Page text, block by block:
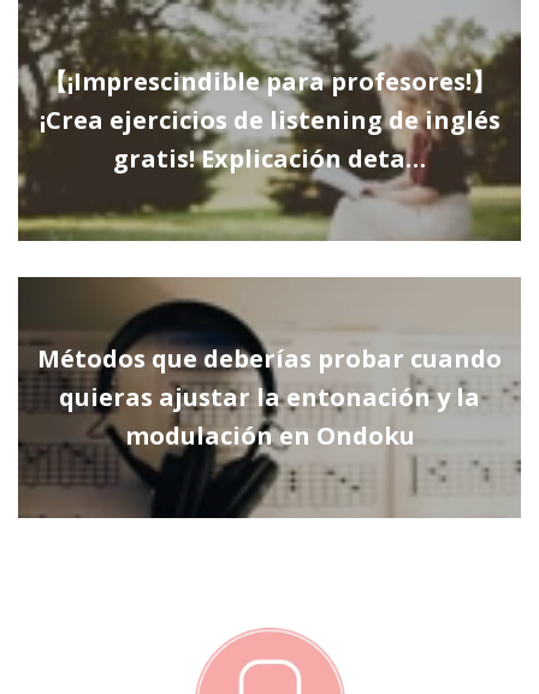
【¡Imprescindible para profesores!】
¡Crea ejercicios de listening de inglés
gratis! Explicación deta…
Métodos que deberías probar cuando
quieras ajustar la entonación y la
modulación en Ondoku